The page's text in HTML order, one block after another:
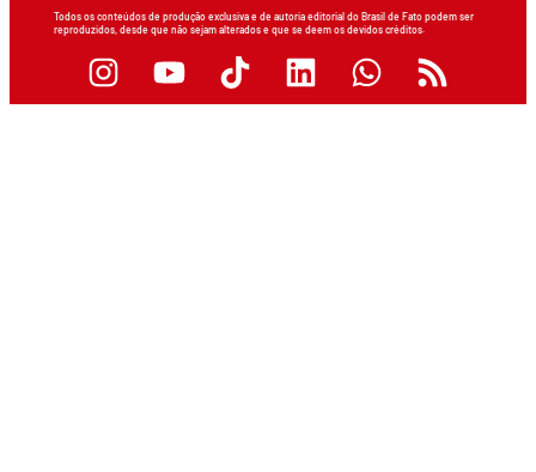
Todos os conteúdos de produção exclusiva e de autoria editorial do Brasil de Fato podem ser
reproduzidos, desde que não sejam alterados e que se deem os devidos créditos.